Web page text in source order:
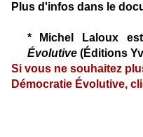
Plus d'infos dans le
* Michel Laloux
Évolutive (Éditions
Si vous ne souhaitez
Démocratie Évolutive,